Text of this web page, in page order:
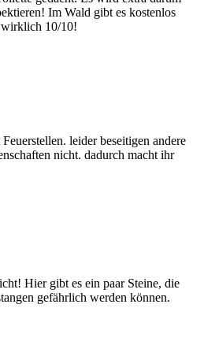
Im Wald gibt es kostenlos
wirklich 10/10!
leider beseitigen andere
nicht. dadurch macht ihr
Hier gibt es ein paar Steine, die
gefährlich werden können.